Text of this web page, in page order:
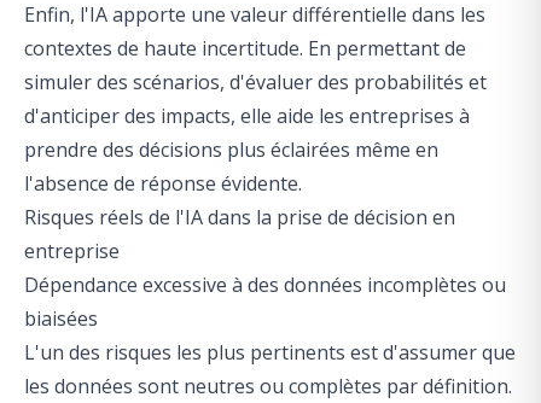
Enfin, l'IA apporte une valeur différentielle dans les
contextes de haute incertitude. En permettant de
simuler des scénarios, d'évaluer des probabilités et
d'anticiper des impacts, elle aide les entreprises à
prendre des décisions plus éclairées même en
l'absence de réponse évidente.
Risques réels de l'IA dans la prise de décision en
entreprise
Dépendance excessive à des données incomplètes ou
biaisées
L'un des risques les plus pertinents est d'assumer que
les données sont neutres ou complètes par définition.